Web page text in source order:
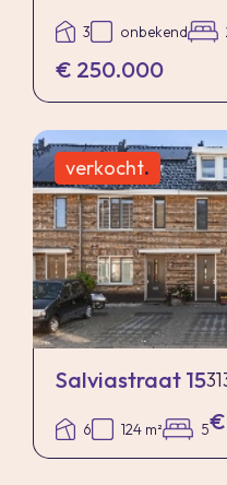
3 onbekend
€ 250.000
verkocht.
Salviastraat 15
6 124 m² 5